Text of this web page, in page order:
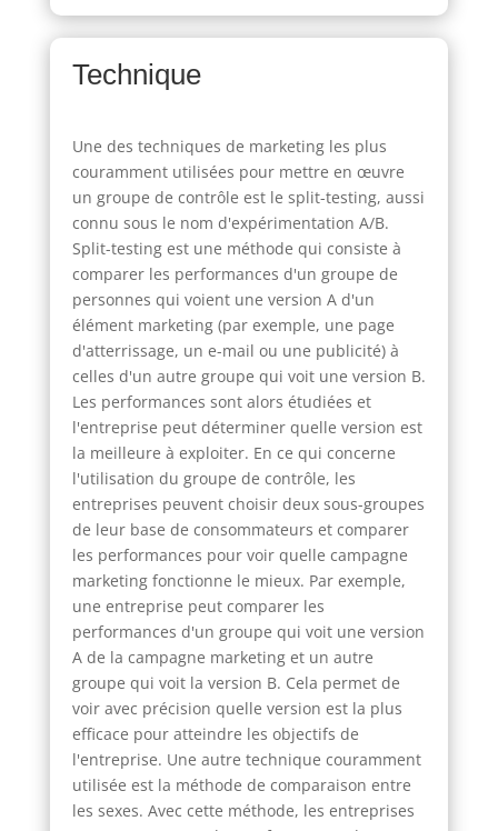
Technique
Une des techniques de marketing les plus
couramment utilisées pour mettre en œuvre
un groupe de contrôle est le split-testing, aussi
connu sous le nom d'expérimentation A/B.
Split-testing est une méthode qui consiste à
comparer les performances d'un groupe de
personnes qui voient une version A d'un
élément marketing (par exemple, une page
d'atterrissage, un e-mail ou une publicité) à
celles d'un autre groupe qui voit une version B.
Les performances sont alors étudiées et
l'entreprise peut déterminer quelle version est
la meilleure à exploiter. En ce qui concerne
l'utilisation du groupe de contrôle, les
entreprises peuvent choisir deux sous-groupes
de leur base de consommateurs et comparer
les performances pour voir quelle campagne
marketing fonctionne le mieux. Par exemple,
une entreprise peut comparer les
performances d'un groupe qui voit une version
A de la campagne marketing et un autre
groupe qui voit la version B. Cela permet de
voir avec précision quelle version est la plus
efficace pour atteindre les objectifs de
l'entreprise. Une autre technique couramment
utilisée est la méthode de comparaison entre
les sexes. Avec cette méthode, les entreprises